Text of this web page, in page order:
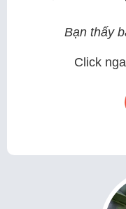
Bạn thấy
Click